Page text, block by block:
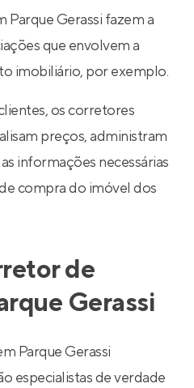
Gerassi fazem a
que envolvem a
imobiliário, por exemplo.
os corretores
preços, administram
informações necessárias
compra do imóvel dos
de
Gerassi
Parque Gerassi
especialistas de verdade